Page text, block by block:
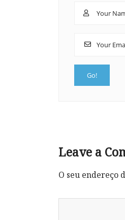
Leave a
O seu endereço